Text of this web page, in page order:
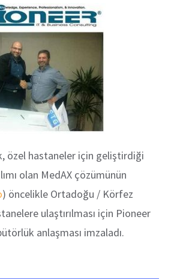
özel hastaneler için geliştirdiği
olan MedAX çözümünün
) öncelikle Ortadoğu / Körfez
ulaştırılması için Pioneer
anlaşması imzaladı.